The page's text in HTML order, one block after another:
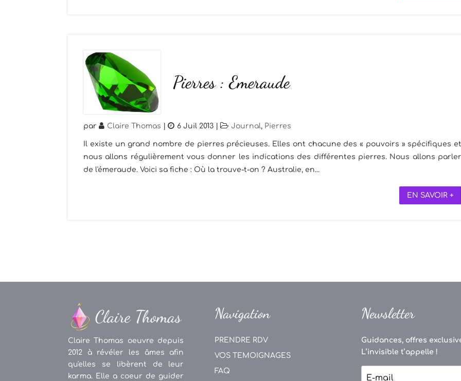
Pierres : Emeraude
par Claire Thomas 6 Juil 2013 Journal, Pierres
Il existe un grand nombre de pierres précieuses. Elles ont chacune des « pouvoirs » spécifiques et
nous allons régulièrement vous donner les indications des différentes pierres. Nous allons parler
de l'émeraude. Voici sa fiche : Où la trouve-t-on ? Australie, en...
EN SAVOIR +
Claire Thomas oeuvre depuis
2012 à révéler les âmes afin
qu'elles se libèrent de leur
karma. Elle a coeur de guider
Navigation
PRENDRE RDV
VOS TEMOIGNAGES
FAQ
Newsletter
Guidances, offres
L’invisible t’appelle !